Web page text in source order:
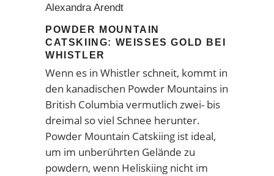
Alexandra Arendt
POWDER MOUNTAIN
CATSKIING: WEISSES GOLD BEI W
HISTLER
Wenn es in Whistler schneit, kommt in
den kanadischen Powder Mountains in
British Columbia vermutlich zwei- bis
dreimal so viel Schnee herunter.
Powder Mountain Catskiing ist ideal,
um im unberührten Gelände zu
powdern, wenn Heliskiing nicht im